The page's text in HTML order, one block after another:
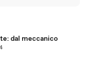
dal meccanico